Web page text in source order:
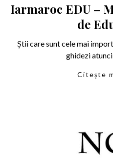
Iarmaroc EDU –
de
Știi care sunt cele mai
ghidezi atunci
Citește